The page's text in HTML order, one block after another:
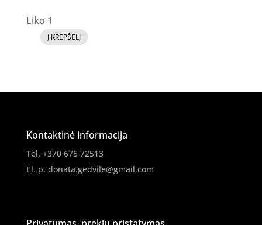
Liko 1
produkto
GEL
Į KREPŠELĮ
Kontaktinė informacija
Tel. +370 675 72513
El. p. donata.gedvile@gmail.com